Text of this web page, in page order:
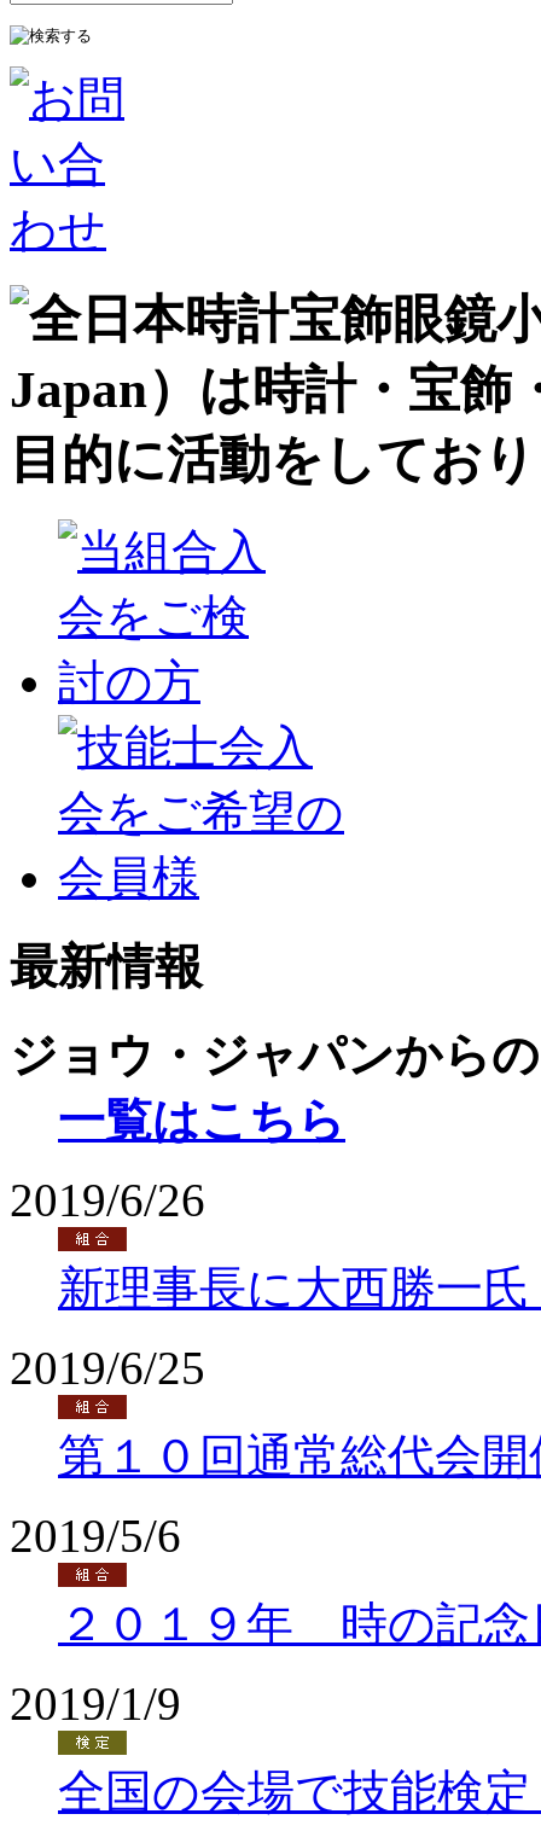
最新情報
ジョウ・ジャパンから
一覧はこちら
2019/6/26
新理事長に大西勝一
2019/6/25
第１０回通常総代会開
2019/5/6
２０１９年 時の記
2019/1/9
全国の会場で技能検